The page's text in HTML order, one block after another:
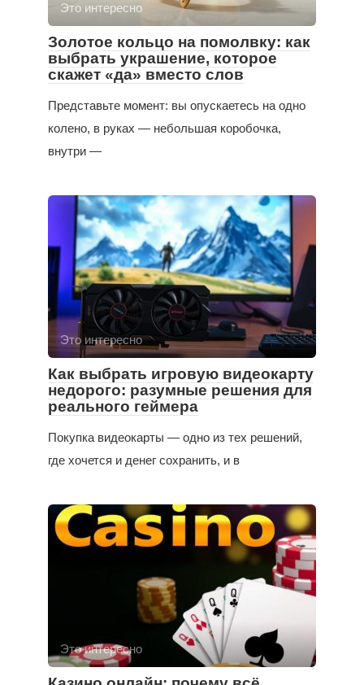
Это интересно
Золотое кольцо на помолвку: как
выбрать украшение, которое
скажет «да» вместо слов
Представьте момент: вы опускаетесь на одно
колено, в руках — небольшая коробочка,
внутри —
Это интересно
Как выбрать игровую видеокарту
недорого: разумные решения для
реального геймера
Покупка видеокарты — одно из тех решений,
где хочется и денег сохранить, и в
Это интересно